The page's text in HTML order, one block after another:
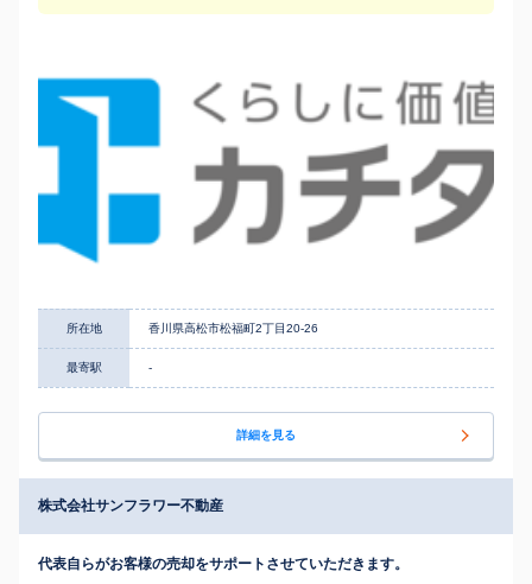
所在地 香川県高松市松福町2丁目20-26
最寄駅 -
詳細を見る
株式会社サンフラワー不動産
代表自らがお客様の売却をサポートさせていただきます。